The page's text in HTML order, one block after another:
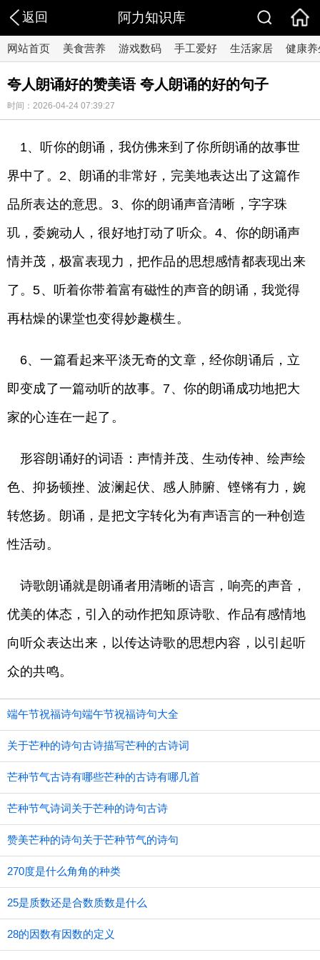
返回 阿力知识库
网站首页 美食营养 游戏数码 手工爱好 生活家居 健康养
夸人朗诵好的赞美语 夸人朗诵的好的句子
时间：2026-04-24 07:39:27
1、听你的朗诵，我仿佛来到了你所朗诵的故事世
界中了。2、朗诵的非常好，完美地表达出了这篇作
品所表达的意思。3、你的朗诵声音清晰，字字珠
玑，委婉动人，很好地打动了听众。4、你的朗诵声
情并茂，极富表现力，把作品的思想感情都表现出来
了。5、听着你带着富有磁性的声音的朗诵，我觉得
再枯燥的课堂也变得妙趣横生。
6、一篇看起来平淡无奇的文章，经你朗诵后，立
即变成了一篇动听的故事。7、你的朗诵成功地把大
家的心连在一起了。
形容朗诵好的词语：声情并茂、生动传神、绘声绘
色、抑扬顿挫、波澜起伏、感人肺腑、铿锵有力，婉
转悠扬。朗诵，是把文字转化为有声语言的一种创造
性活动。
诗歌朗诵就是朗诵者用清晰的语言，响亮的声音，
优美的体态，引入的动作把知原诗歌、作品有感情地
向听众表达出来，以传达诗歌的思想内容，以引起听
众的共鸣。
端午节祝福诗句端午节祝福诗句大全
关于芒种的诗句古诗描写芒种的古诗词
芒种节气古诗有哪些芒种的古诗有哪几首
芒种节气诗词关于芒种的诗句古诗
赞美芒种的诗句关于芒种节气的诗句
270度是什么角角的种类
25是质数还是合数质数是什么
28的因数有因数的定义